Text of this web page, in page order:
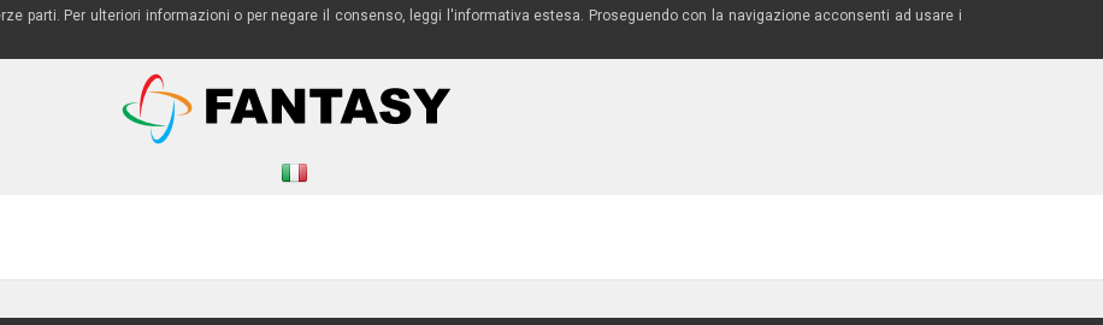
parti. Per ulteriori informazioni o per negare il consenso, leggi l'informativa estesa. Proseguendo con la navigazione acconsenti ad usare i